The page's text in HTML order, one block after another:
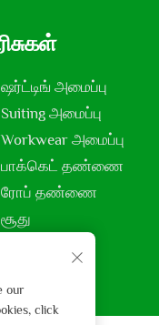
ஷர்ட்டிங் அமைப்பு
Suiting அமைப்பு
Workwear அமைப்பு
பாக்கெட் தண்ணை
ரோப் தண்ணை
சூது
our
click